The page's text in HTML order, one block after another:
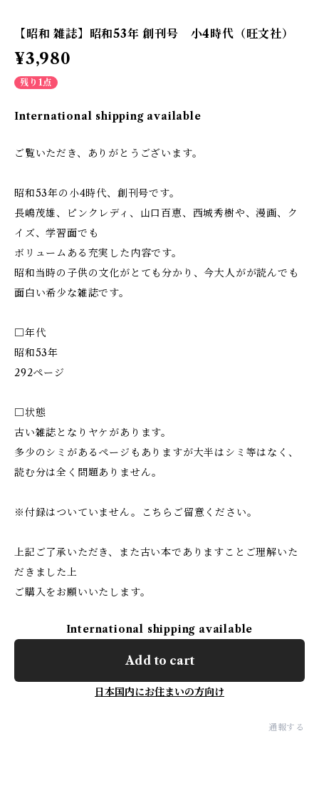
【昭和 雑誌】昭和53年 創刊号 小4時代（旺文社）
¥3,980
残り1点
International shipping available
ご覧いただき、ありがとうございます。
昭和53年の小4時代、創刊号です。
長嶋茂雄、ピンクレディ、山口百恵、西城秀樹や、漫画、ク
イズ、学習面でも
ボリュームある充実した内容です。
昭和当時の子供の文化がとても分かり、今大人がが読んでも
面白い希少な雑誌です。
□年代
昭和53年
292ページ
□状態
古い雑誌となりヤケがあります。
多少のシミがあるページもありますが大半はシミ等はなく、
読む分は全く問題ありません。
※付録はついていません。こちらご留意ください。
上記ご了承いただき、また古い本でありますことご理解いた
だきました上
ご購入をお願いいたします。
International shipping available
Add to cart
日本国内にお住まいの方向け
通報する